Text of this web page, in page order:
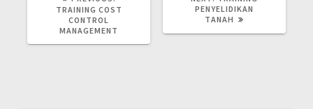
TRAINING COST
CONTROL
MANAGEMENT
PENYELIDIKAN
TANAH